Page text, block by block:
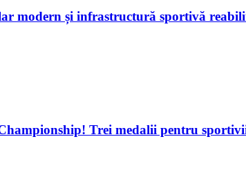
modern și infrastructură sportivă
Trei medalii pentru